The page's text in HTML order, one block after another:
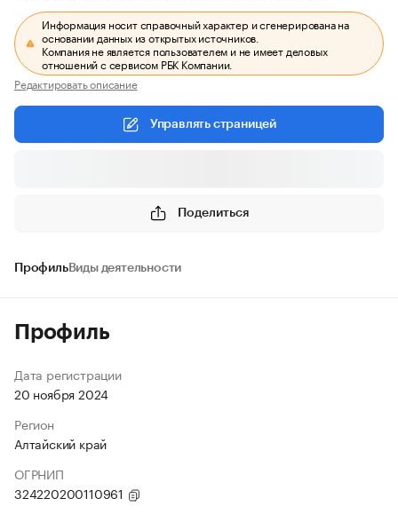
Информация носит справочный характер и сгенерирована на
основании данных из открытых источников.
Компания не является пользователем и не имеет деловых
отношений с сервисом РБК Компании.
Редактировать описание
Управлять страницей
Поделиться
ПрофильВиды деятельности
Профиль
Дата регистрации
20 ноября 2024
Регион
Алтайский край
ОГРНИП
324220200110961